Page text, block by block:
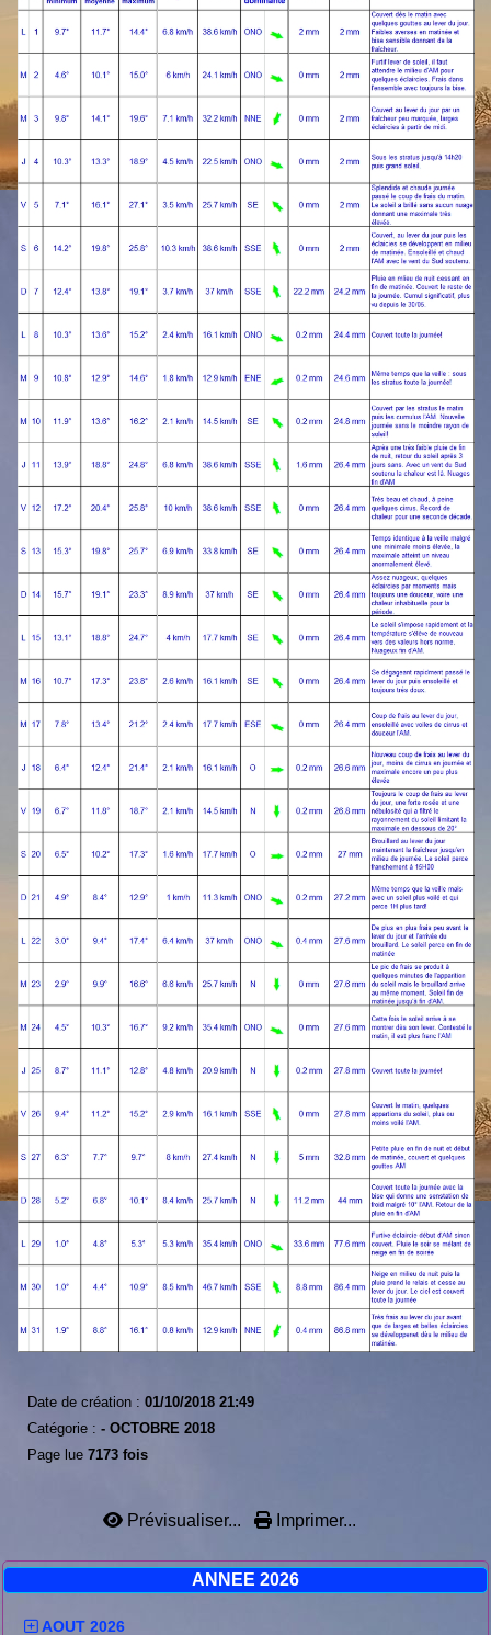
ANNEE 2026
AOUT 2026
Date de création : 01/10/2018 21:49
Catégorie : - OCTOBRE 2018
Page lue 7173 fois
Prévisualiser... Imprimer...